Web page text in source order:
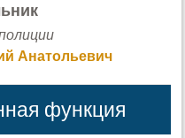
Анатольевич
функция